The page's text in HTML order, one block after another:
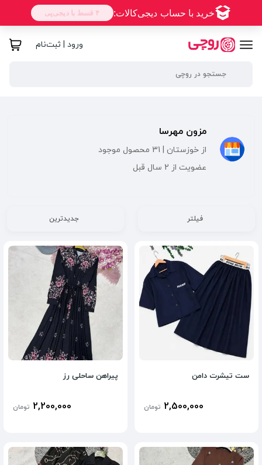
ورود | ثبت‌نام
مزون مهرسا
از خوزستان | 31 محصول موجود
عضویت از 2 سال قبل
فیلتر جدیدترین
ست تیشرت دامن
2,500,000 تومان
پیراهن ساحلی رز
2,200,000 تومان